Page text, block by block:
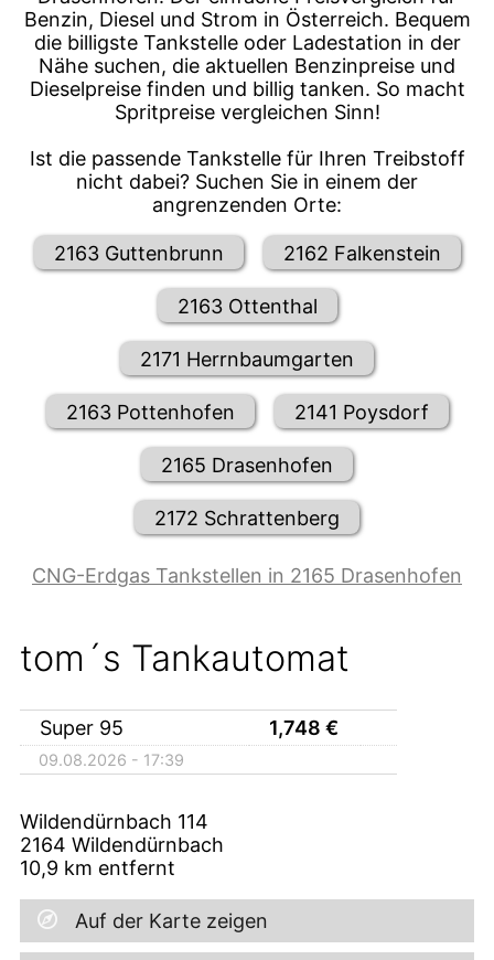
Benzin, Diesel und Strom in Österreich. Bequem
die billigste Tankstelle oder Ladestation in der
Nähe suchen, die aktuellen Benzinpreise und
Dieselpreise finden und billig tanken. So macht
Spritpreise vergleichen Sinn!
Ist die passende Tankstelle für Ihren Treibstoff
nicht dabei? Suchen Sie in einem der
angrenzenden Orte:
2163 Guttenbrunn 2162 Falkenstein
2163 Ottenthal
2171 Herrnbaumgarten
2163 Pottenhofen 2141 Poysdorf
2165 Drasenhofen
2172 Schrattenberg
CNG-Erdgas Tankstellen in 2165 Drasenhofen
tom´s Tankautomat
Super 95 1,748 €
09.08.2026 - 17:39
Wildendürnbach 114
2164 Wildendürnbach
10,9 km entfernt
Auf der Karte zeigen